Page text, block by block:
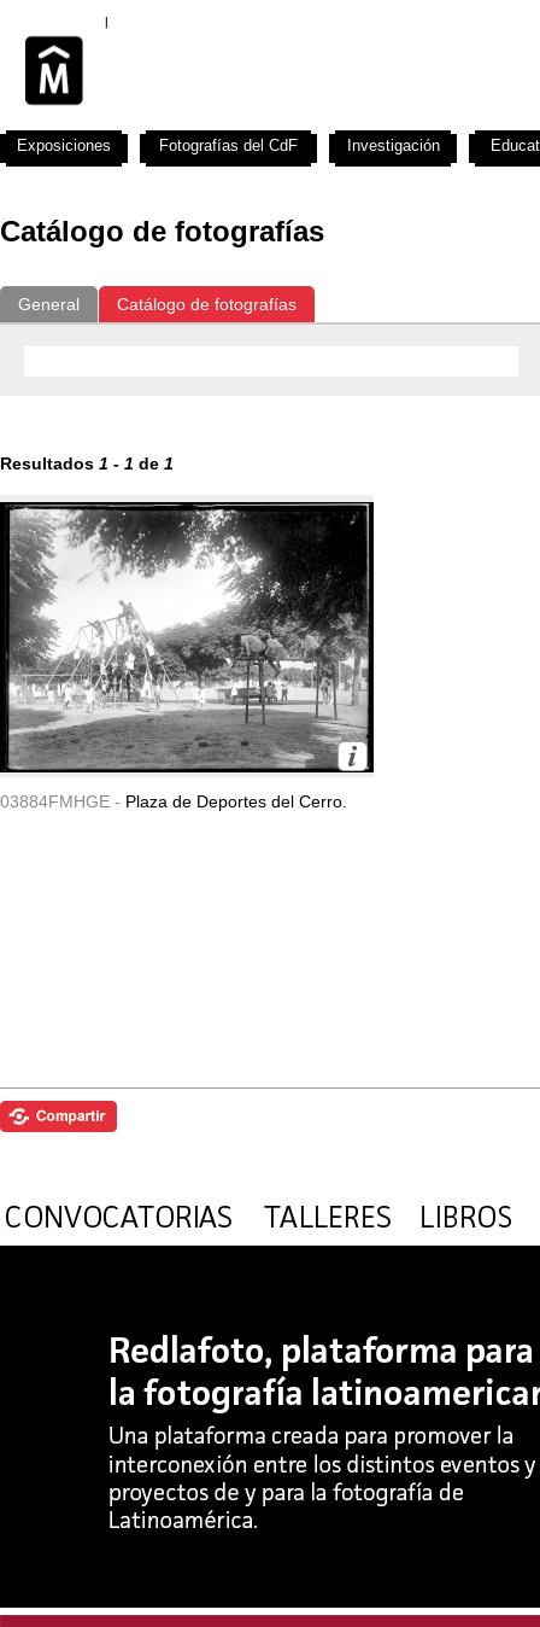
Catálogo de fotografías
General Catálogo de fotografías
Resultados 1 - 1 de 1
03884FMHGE - Plaza de Deportes del Cerro.
Exposiciones Fotografías del CdF Investigación